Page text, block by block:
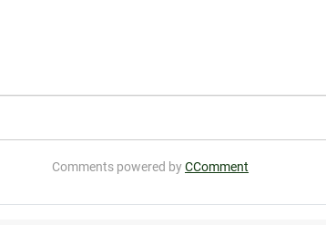
συζήτηση στο δημοτικό συβούλιο της 25ης Νοεμβρίου
Comments powered byCComment